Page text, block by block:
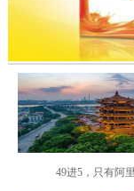
49进5，只有阿里